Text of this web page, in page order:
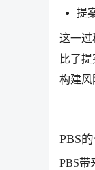
提
这一过
比了
构建风
PBS
PBS带